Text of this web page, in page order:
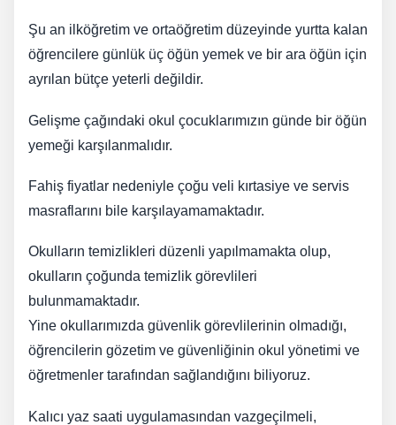
Şu an ilköğretim ve ortaöğretim düzeyinde yurtta kalan
öğrencilere günlük üç öğün yemek ve bir ara öğün için
ayrılan bütçe yeterli değildir.
Gelişme çağındaki okul çocuklarımızın günde bir öğün
yemeği karşılanmalıdır.
Fahiş fiyatlar nedeniyle çoğu veli kırtasiye ve servis
masraflarını bile karşılayamamaktadır.
Okulların temizlikleri düzenli yapılmamakta olup,
okulların çoğunda temizlik görevlileri
bulunmamaktadır.
Yine okullarımızda güvenlik görevlilerinin olmadığı,
öğrencilerin gözetim ve güvenliğinin okul yönetimi ve
öğretmenler tarafından sağlandığını biliyoruz.
Kalıcı yaz saati uygulamasından vazgeçilmeli,